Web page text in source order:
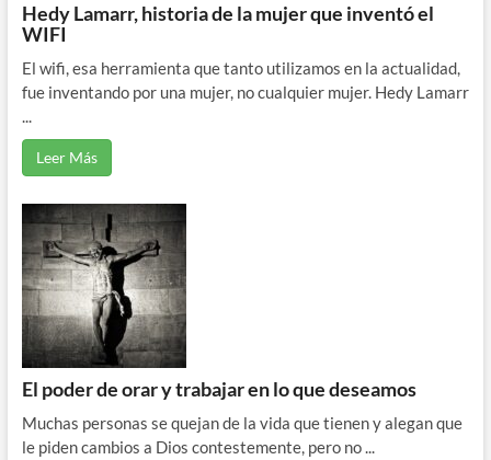
Hedy Lamarr, historia de la mujer que inventó el
WIFI
El wifi, esa herramienta que tanto utilizamos en la actualidad,
fue inventando por una mujer, no cualquier mujer. Hedy Lamarr
...
Leer Más
El poder de orar y trabajar en lo que deseamos
Muchas personas se quejan de la vida que tienen y alegan que
le piden cambios a Dios contestemente, pero no ...